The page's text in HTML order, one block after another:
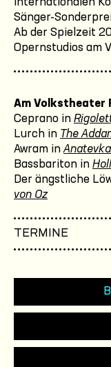
Internationalen
Sänger-
Ab der Spielzeit
Opernstudios am
Am Volkstheater
Ceprano in
Lurch in The
Awram in
Bassbariton in
Der ängstliche
von Oz
TERMINE